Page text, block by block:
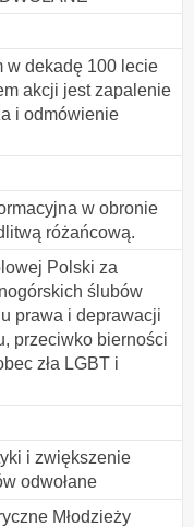
w dekadę 100 lecie
akcji jest zapalenie
i odmówienie
w obronie
różańcową.
Polski za
ślubów
prawa i deprawacji
przeciwko bierności
zła LGBT i
i zwiększenie
odwołane
Młodzieży